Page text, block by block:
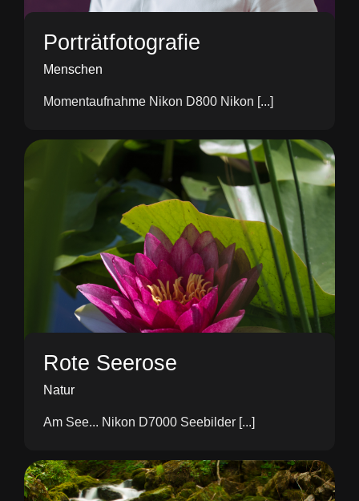
Porträtfotografie
Menschen
Momentaufnahme Nikon D800 Nikon [...]
Rote Seerose
Natur
Am See... Nikon D7000 Seebilder [...]